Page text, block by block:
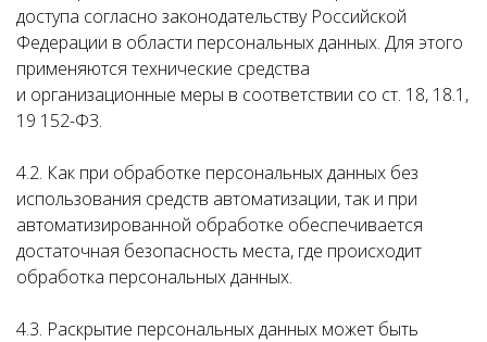
доступа согласно законодательству Российской
Федерации в области персональных данных. Для этого
применяются технические средства
и организационные меры в соответствии со ст. 18, 18.1,
19 152-ФЗ.
4.2. Как при обработке персональных данных без
использования средств автоматизации, так и при
автоматизированной обработке обеспечивается
достаточная безопасность места, где происходит
обработка персональных данных.
4.3. Раскрытие персональных данных может быть